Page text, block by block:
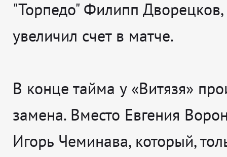
"Торпедо" Филипп
увеличил счет в матче.
В конце тайма у «Витязя»
замена. Вместо Евгения
Игорь Чеминава, который,